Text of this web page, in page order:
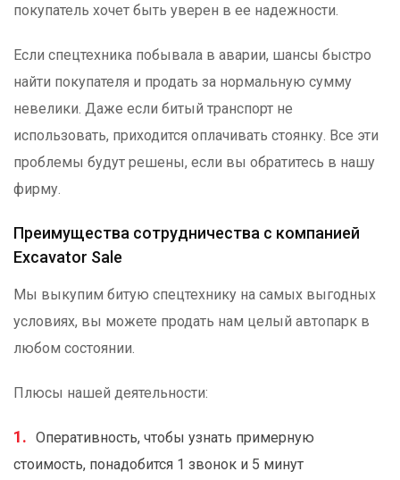
покупатель хочет быть уверен в ее надежности.
Если спецтехника побывала в аварии, шансы быстро
найти покупателя и продать за нормальную сумму
невелики. Даже если битый транспорт не
использовать, приходится оплачивать стоянку. Все эти
проблемы будут решены, если вы обратитесь в нашу
фирму.
Преимущества сотрудничества с компанией
Excavator Sale
Мы выкупим битую спецтехнику на самых выгодных
условиях, вы можете продать нам целый автопарк в
любом состоянии.
Плюсы нашей деятельности:
Оперативность, чтобы узнать примерную
стоимость, понадобится 1 звонок и 5 минут